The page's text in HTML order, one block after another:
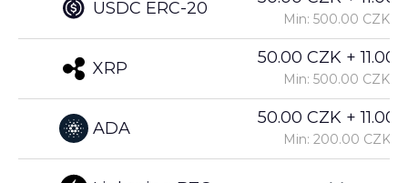
USDC ERC-20
XRP
ADA
Min: 500.00 CZK
50.00 CZK +
Min: 500.00 CZK
50.00 CZK +
Min: 200.00 CZK